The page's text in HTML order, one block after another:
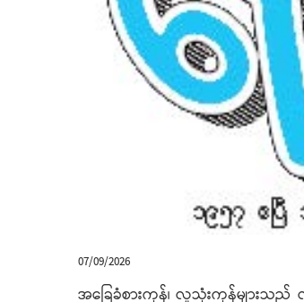
07/09/2026
အခြေခံစားကုန်၊ လူသုံးကုန်များသ